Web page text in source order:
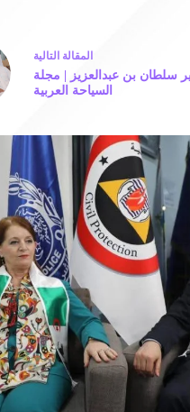
المقالة التالية
سلطان بن عبدالعزيز | مجلة
السياحة العربية